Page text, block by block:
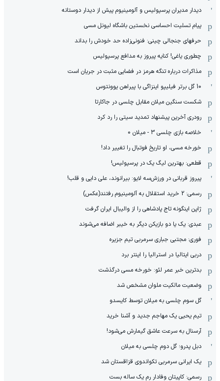
دیدار مدیران پرسپولیس و آلومینیوم پیش از دیدار دوستانه
پیام تسلیت احساسی نخستین باشگاه لیونل مسی
حرفهای جنجالی چینی: فنونی‌زاده حد خودش را بداند
چطوری یاغی! کنایه پیروز به مدافع پرسپولیس
مذاکرات درباره تنگه هرمز در فضایی مثبت در جریان است
10 گل برتر فیلیپو اینزاگی با پیراهن یوونتوس
شکست سنگین میلان مقابل چلسی در جاکارتا
رودری آخرین پیشنهاد تمدید سیتی را رد کرد
خلاصه بازی چلسی 3 - میلان 0
خورخه مسی، او تاریخ فوتبال را تغییر داد!
قطعی: بهترین لیگ یک در پرسپولیس!
پیروز قربانی در ورزش‌سه لایو: بیرانوند، علی دایی و قلب!
رسمی: 2 خرید استقلال به آلومینیوم رفتند(عکس)
ژاپن اینگونه تاج پادشاهی را از والیبال ایران گرفت
عبدی: یک یا دو بازیکن دیگر به خیبر اضافه می‌شوند
فوری: مجتبی جباری سرمربی تیم جزیره
دربی ایتالیا در استرالیا را اینتر برد
بدترین خبر عمر لئو: خورخه مسی درگذشت
وضعیت مالکیت ملوان مشخص شد
گل سوم چلسی به میلان توسط کایسدو
تیم یحیی یک مهاجم جدید و آشنا خرید
آرسنال به سرعت عاشق گیمارش می‌شود!
دبل پدرو؛ گل دوم چلسی به میلان
یک ایرانی سرمربی تکواندوی قزاقستان شد
رسمی: کاپیتان وفادار رم یک ساله بست